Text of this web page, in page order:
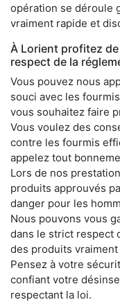
opération se déroule
vraiment rapide et
À Lorient profitez
respect de la
Vous pouvez nous
souci avec les
vous souhaitez faire
Vous voulez des
contre les fourmis
appelez tout
Lors de nos
produits approuvés
danger pour les
Nous pouvons vous
dans le strict respect
des produits
Pensez à votre
confiant votre
respectant la loi.